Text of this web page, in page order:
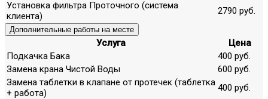
Установка фильтра Проточного (система
клиента)
2790 руб.
Дополнительные работы на месте
Услуга
Цена
Подкачка Бака
400 руб.
Замена крана Чистой Воды
600 руб.
Замена таблетки в клапане от протечек (таблетка
+ работа)
400 руб.